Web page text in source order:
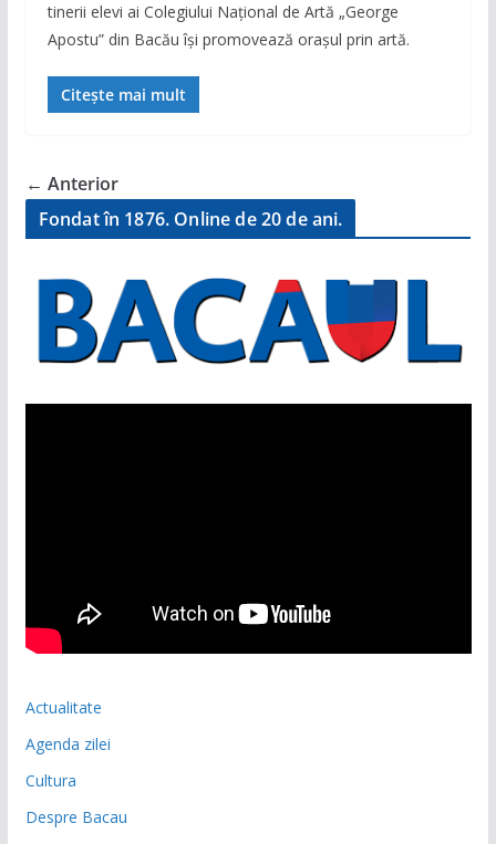
tinerii elevi ai Colegiului Național de Artă „George
Apostu” din Bacău își promovează orașul prin artă.
Citește mai mult
← Anterior
Fondat în 1876. Online de 20 de ani.
Actualitate
Agenda zilei
Cultura
Despre Bacau